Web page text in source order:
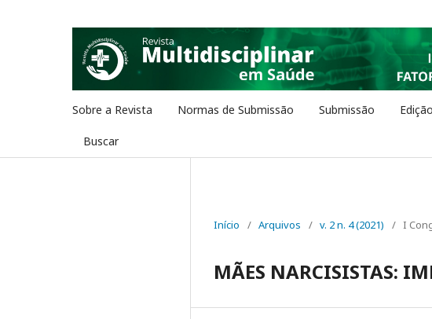
Sobre a Revista Normas de Submissão Submissão
Buscar
Início / Arquivos / v. 2 n. 4 (2021) / I
MÃES NARCISISTAS: